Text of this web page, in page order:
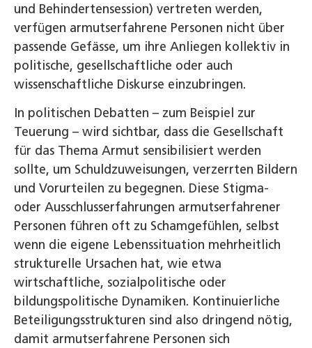
und Behindertensession) vertreten werden,
verfügen armutserfahrene Personen nicht über
passende Gefässe, um ihre Anliegen kollektiv in
politische, gesellschaftliche oder auch
wissenschaftliche Diskurse einzubringen.
In politischen Debatten – zum Beispiel zur
Teuerung – wird sichtbar, dass die Gesellschaft
für das Thema Armut sensibilisiert werden
sollte, um Schuldzuweisungen, verzerrten Bildern
und Vorurteilen zu begegnen. Diese Stigma-
oder Ausschlusserfahrungen armutserfahrener
Personen führen oft zu Schamgefühlen, selbst
wenn die eigene Lebenssituation mehrheitlich
strukturelle Ursachen hat, wie etwa
wirtschaftliche, sozialpolitische oder
bildungspolitische Dynamiken. Kontinuierliche
Beteiligungsstrukturen sind also dringend nötig,
damit armutserfahrene Personen sich